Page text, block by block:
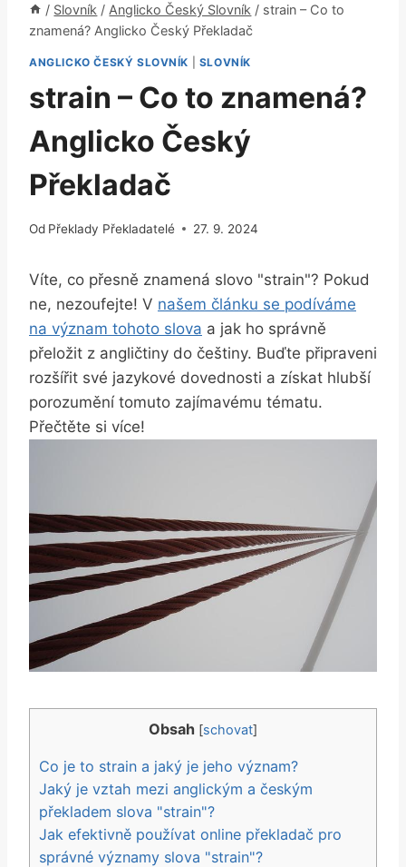
/ Slovník / Anglicko Český Slovník / strain – Co to
znamená? Anglicko Český Překladač
ANGLICKO ČESKÝ SLOVNÍK SLOVNÍK
strain – Co to znamená?
Anglicko Český
Překladač
Od Překlady Překladatelé 27. 9. 2024
Víte, co přesně znamená slovo "strain"? Pokud
ne, nezoufejte! V našem článku se podíváme
na význam tohoto slova a jak ho správně
přeložit z angličtiny do češtiny. Buďte připraveni
rozšířit své jazykové dovednosti a získat hlubší
porozumění tomuto zajímavému tématu.
Přečtěte si více!
Obsah [schovat]
Co je to strain a jaký je jeho význam?
Jaký je vztah mezi anglickým a českým
překladem slova "strain"?
Jak efektivně používat online překladač pro
správné významy slova "strain"?